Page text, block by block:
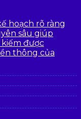
hoạch rõ ràng
sâu giúp
được
thông của